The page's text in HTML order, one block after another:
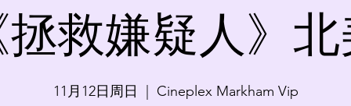
救嫌疑人》
11月12日周日 Cineplex Markham Vip